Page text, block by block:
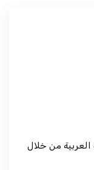
من خلال